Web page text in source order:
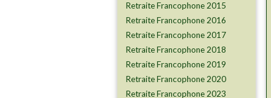
Retraite Francophone 2015
Retraite Francophone 2016
Retraite Francophone 2017
Retraite Francophone 2018
Retraite Francophone 2019
Retraite Francophone 2020
Retraite Francophone 2023